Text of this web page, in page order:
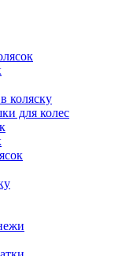
коляску
для колес